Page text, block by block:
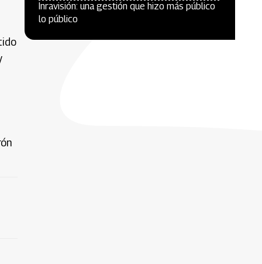
Inravisión: una gestión que hizo más público
lo público